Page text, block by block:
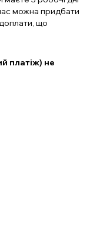
можна придбати
що
платіж) не